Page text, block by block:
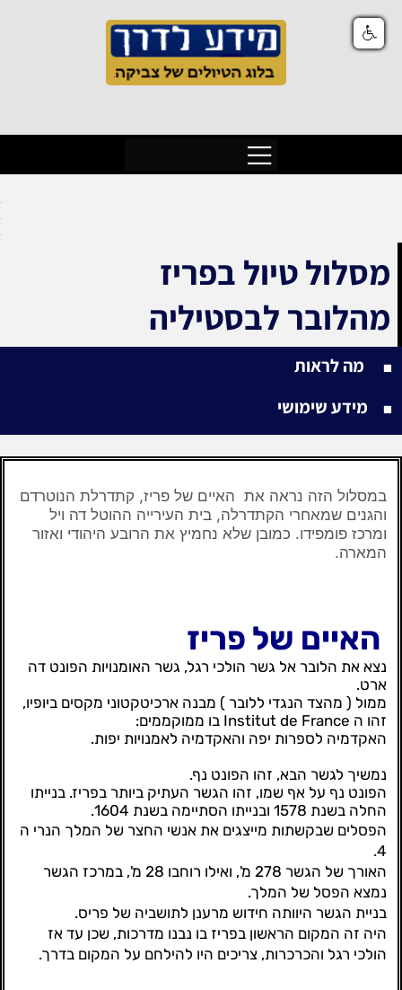
מסלול טיול בפריז
מהלובר לבסטיליה
מה לראות
מידע שימושי
במסלול הזה נראה את האיים של פריז, קתדרלת הנוטרדם
והגנים שמאחרי הקתדרלה, בית העירייה ההוטל דה ויל
ומרכז פומפידו. כמובן שלא נחמיץ את הרובע היהודי ואזור
המארה.
האיים של פריז
נצא את הלובר אל גשר הולכי רגל, גשר האומנויות הפונט דה
ארט.
ממול ( מהצד הנגדי ללובר ) מבנה ארכיטקטוני מקסים ביופיו,
זהו ה Institut de France‬ בו ממוקממים:
האקדמיה לספרות יפה והאקדמיה לאמנויות יפות.
נמשיך לגשר הבא, זהו הפונט נף.
הפונט נף על אף שמו, זהו הגשר העתיק ביותר בפריז. בנייתו
החלה בשנת 1578 ובנייתו הסתיימה בשנת 1604.
הפסלים שבקשתות מייצגים את אנשי החצר של המלך הנרי ה
4.
האורך של הגשר 278 מ', ואילו רוחבו 28 מ', במרכז הגשר
נמצא הפסל של המלך.
בניית הגשר היוותה חידוש מרענן לתושביה של פריס.
היה זה המקום הראשון בפריז בו נבנו מדרכות, שכן עד אז
הולכי רגל והכרכרות, צריכים היו להילחם על המקום בדרך.